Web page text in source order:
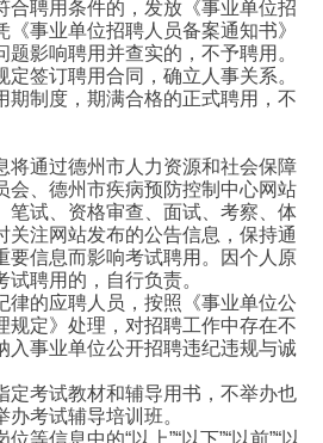
合聘用条件的，发放《事业单位招
事业单位招聘人员备案通知书》
影响聘用并查实的，不予聘用。
签订聘用合同，确立人事关系。
期制度，期满合格的正式聘用，不
将通过德州市人力资源和社会保障
会、德州市疾病预防控制中心网站
笔试、资格审查、面试、考察、体
关注网站发布的公告信息，保持通
要信息而影响考试聘用。因个人原
聘用的，自行负责。
律的应聘人员，按照《事业单位公
规定》处理，对招聘工作中存在不
入事业单位公开招聘违纪违规与诚
定考试教材和辅导用书，不举办也
考试辅导培训班。